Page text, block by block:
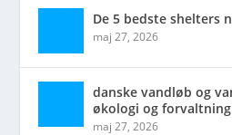
De 5 bedste shelters
maj 27, 2026
danske vandløb og
økologi og forvaltning
maj 27, 2026